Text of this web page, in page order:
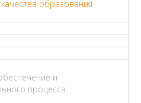
образования
и
процесса.